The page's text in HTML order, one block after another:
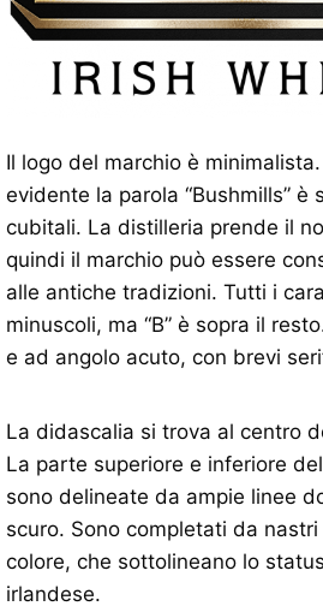
Il logo del marchio è
evidente la parola “Bushmills” è
cubitali. La distilleria prende il
quindi il marchio può essere
alle antiche tradizioni. Tutti i
minuscoli, ma “B” è sopra il
e ad angolo acuto, con brevi
La didascalia si trova al centro
La parte superiore e inferiore
sono delineate da ampie linee
scuro. Sono completati da
colore, che sottolineano lo
irlandese.